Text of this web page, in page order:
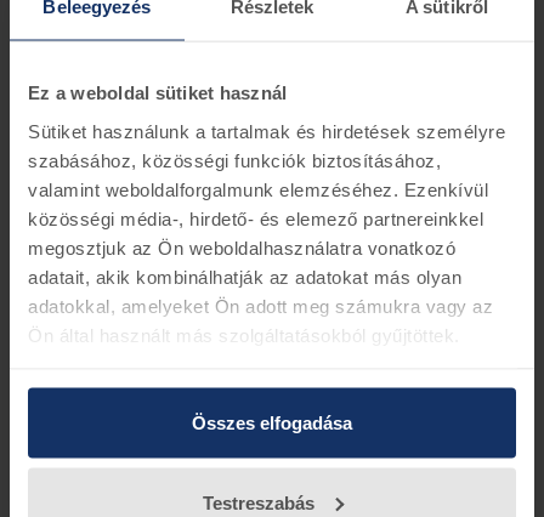
Beleegyezés Részletek A sütikről
Ez a weboldal sütiket használ
Sütiket használunk a tartalmak és hirdetések személyre
szabásához, közösségi funkciók biztosításához,
valamint weboldalforgalmunk elemzéséhez. Ezenkívül
közösségi média-, hirdető- és elemező partnereinkkel
megosztjuk az Ön weboldalhasználatra vonatkozó
adatait, akik kombinálhatják az adatokat más olyan
adatokkal, amelyeket Ön adott meg számukra vagy az
Ön által használt más szolgáltatásokból gyűjtöttek.
Összes elfogadása
Testreszabás
A féktárcsa ára egy darabra vonatkozik.
Technológiai előírás miatt párban cserélendő, kérjük a
kosárba ennek megfelelő darabszámmal tegye a
terméket.
Ford alkatrész szám AV61-1125-DB
Vissza az előző oldalra